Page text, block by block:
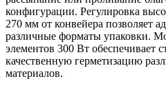
конфигурации. Регулировка
270 мм от конвейера позволяет
различные форматы упаковки.
элементов 300 Вт обеспечивает
качественную герметизацию
материалов.